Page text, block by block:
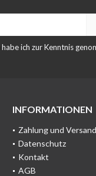
habe ich zur Kenntnis
INFORMATIONEN
Zahlung und Versand
Datenschutz
Kontakt
AGB